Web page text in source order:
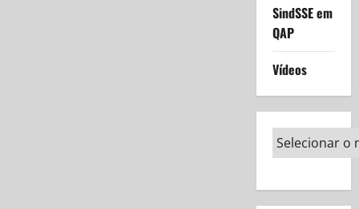
SindSSE em
QAP
Vídeos